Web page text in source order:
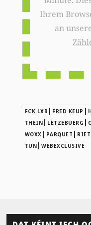
Ihrem
an
FCK LXB | FRED KEUP |
THEIN | LËTZEBUERG |
WOXX | PARQUET |
TUN |WEBEXCLUSIVE